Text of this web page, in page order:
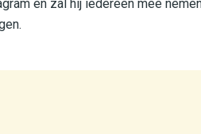
en zal hij iedereen mee